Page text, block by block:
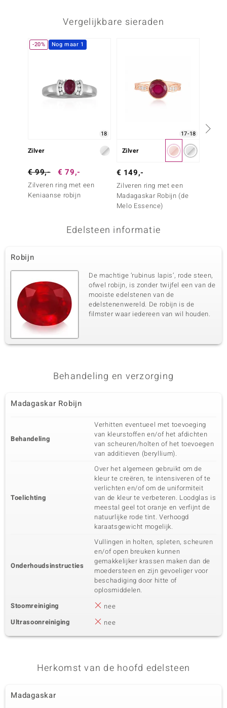
Vergelijkbare sieraden
-20% Nog maar 1
18
Zilver
€ 99,- € 79,-
Zilveren ring met een
Keniaanse robijn
17-18
Zilver
€ 149,-
Zilveren ring met een
Madagaskar Robijn (de
Melo Essence)
Edelsteen informatie
Robijn
De machtige ‘rubinus lapis’, rode steen,
ofwel robijn, is zonder twijfel een van de
mooiste edelstenen van de
edelstenenwereld. De robijn is de
filmster waar iedereen van wil houden.
Behandeling en verzorging
Madagaskar Robijn
Behandeling
Verhitten eventueel met toevoeging
van kleurstoffen en/of het afdichten
van scheuren/holten of het toevoegen
van additieven (beryllium).
Toelichting
Over het algemeen gebruikt om de
kleur te creëren, te intensiveren of te
verlichten en/of om de uniformiteit
van de kleur te verbeteren. Loodglas is
meestal geel tot oranje en verfijnt de
natuurlijke rode tint. Verhoogd
karaatsgewicht mogelijk.
Onderhoudsinstructies
Vullingen in holten, spleten, scheuren
en/of open breuken kunnen
gemakkelijker krassen maken dan de
moedersteen en zijn gevoeliger voor
beschadiging door hitte of
oplosmiddelen.
Stoomreiniging
nee
Ultrasoonreiniging
nee
Herkomst van de hoofd edelsteen
Madagaskar